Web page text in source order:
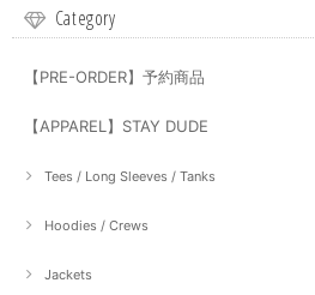
Category
【PRE-ORDER】予約商品
【APPAREL】STAY DUDE
Tees / Long Sleeves / Tanks
Hoodies / Crews
Jackets